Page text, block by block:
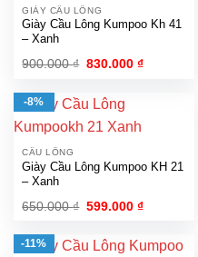
GIÀY CẦU LÔNG
Giày Cầu Lông Kumpoo Kh 41
– Xanh
900.000₫ Giá
900.000 ₫.
830.000₫Giá
-8%
CẦU LÔNG
Giày Cầu Lông Kumpoo KH 21
– Xanh
650.000₫ Giá
650.000 ₫.
599.000₫Giá
là:
599.000 ₫.
-11%